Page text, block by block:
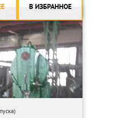
В ИЗБРАННОЕ